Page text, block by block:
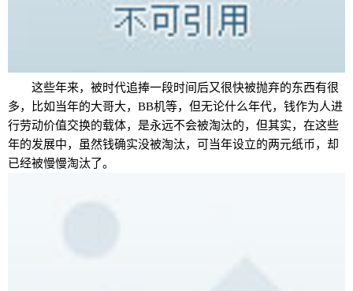
这些年来，被时代追捧一段时间后又很快被抛弃的东西有很
多，比如当年的大哥大，BB机等，但无论什么年代，钱作为人进
行劳动价值交换的载体，是永远不会被淘汰的，但其实，在这些
年的发展中，虽然钱确实没被淘汰，可当年设立的两元纸币，却
已经被慢慢淘汰了。